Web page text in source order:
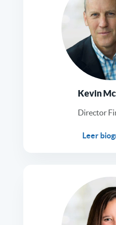
Kevin
Director
Leer